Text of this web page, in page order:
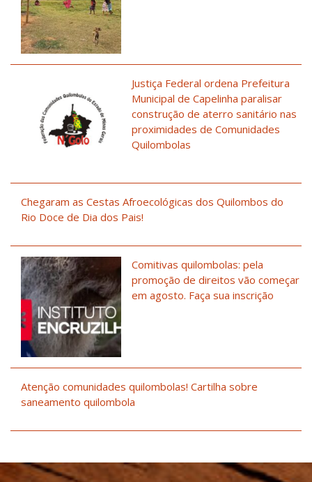
Justiça Federal ordena Prefeitura
Municipal de Capelinha paralisar
construção de aterro sanitário nas
proximidades de Comunidades
Quilombolas
Chegaram as Cestas Afroecológicas dos Quilombos do
Rio Doce de Dia dos Pais!
Comitivas quilombolas: pela
promoção de direitos vão começar
em agosto. Faça sua inscrição
Atenção comunidades quilombolas! Cartilha sobre
saneamento quilombola